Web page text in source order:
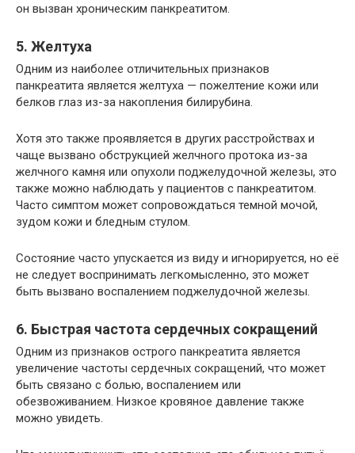
он вызван хроническим панкреатитом.
5. Желтуха
Одним из наиболее отличительных признаков
панкреатита является желтуха — пожелтение кожи или
белков глаз из-за накопления билирубина.
Хотя это также проявляется в других расстройствах и
чаще вызвано обструкцией желчного протока из-за
желчного камня или опухоли поджелудочной железы, это
также можно наблюдать у пациентов с панкреатитом.
Часто симптом может сопровождаться темной мочой,
зудом кожи и бледным стулом.
Состояние часто упускается из виду и игнорируется, но её
не следует воспринимать легкомысленно, это может
быть вызвано воспалением поджелудочной железы.
6. Быстрая частота сердечных сокращений
Одним из признаков острого панкреатита является
увеличение частоты сердечных сокращений, что может
быть связано с болью, воспалением или
обезвоживанием. Низкое кровяное давление также
можно увидеть.